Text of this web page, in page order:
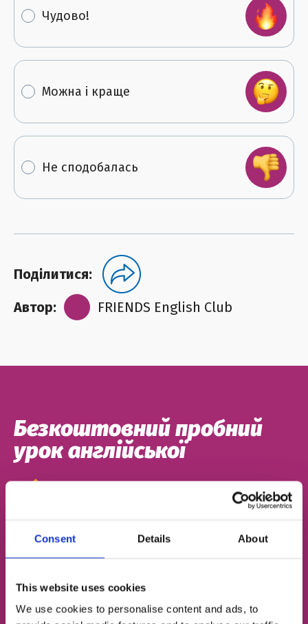
Consent Details About
This website uses cookies
We use cookies to personalise content and ads, to
Чудово!
Можна і краще
Не сподобалась
Поділитися:
Автор:
FRIENDS English Club
Безкоштовний пробний
урок англійської
Підберемо відповідний тип занять
ІМ'Я